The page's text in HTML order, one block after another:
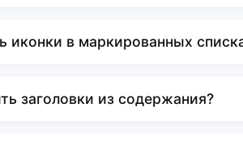
иконки в маркированных
заголовки из содержания?